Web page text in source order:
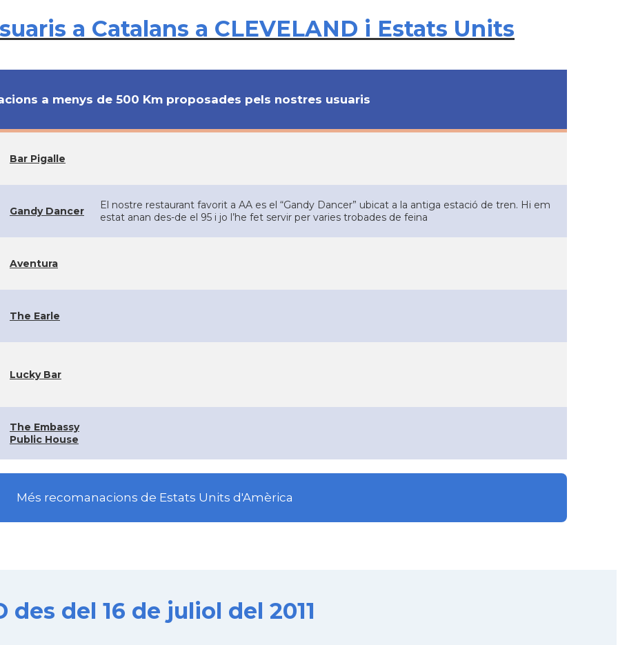
a Catalans a CLEVELAND i Estats Units
a menys de 500 Km proposades pels nostres usuaris
Bar Pigalle
Gandy Dancer
El nostre restaurant favorit a AA es el “Gandy Dancer” ubicat a la antiga estació de tren. Hi em
estat anan des-de el 95 i jo l’he fet servir per varies trobades de feina
Aventura
The Earle
Lucky Bar
The Embassy
Public House
Més recomanacions de Estats Units d'Amèrica
des del 16 de juliol del 2011